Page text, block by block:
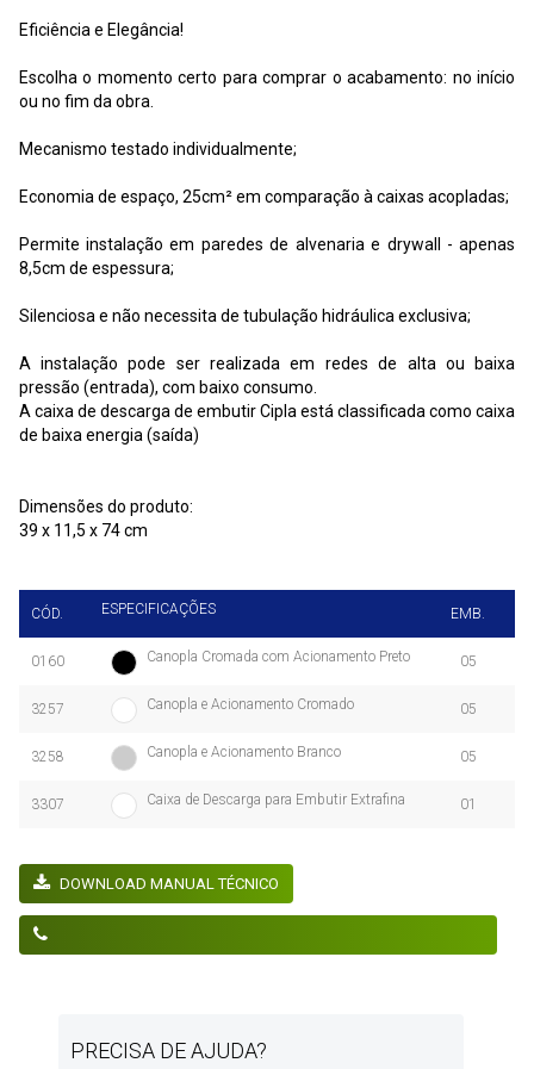
Eficiência e Elegância!
Escolha o momento certo para comprar o acabamento: no início
ou no fim da obra.
Mecanismo testado individualmente;
Economia de espaço, 25cm² em comparação à caixas acopladas;
Permite instalação em paredes de alvenaria e drywall - apenas
8,5cm de espessura;
Silenciosa e não necessita de tubulação hidráulica exclusiva;
A instalação pode ser realizada em redes de alta ou baixa
pressão (entrada), com baixo consumo.
A caixa de descarga de embutir Cipla está classificada como caixa
de baixa energia (saída)
Dimensões do produto:
39 x 11,5 x 74 cm
CÓD. ESPECIFICAÇÕES EMB.
0160 Canopla Cromada com Acionamento Preto 05
3257 Canopla e Acionamento Cromado 05
3258 Canopla e Acionamento Branco 05
3307 Caixa de Descarga para Embutir Extrafina 01
DOWNLOAD MANUAL TÉCNICO
PRECISA DE AJUDA?